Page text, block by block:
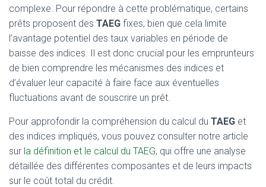
complexe. Pour répondre à cette problématique, certains
prêts proposent des TAEG fixes, bien que cela limite
l’avantage potentiel des taux variables en période de
baisse des indices. Il est donc crucial pour les emprunteurs
de bien comprendre les mécanismes des indices et
d’évaluer leur capacité à faire face aux éventuelles
fluctuations avant de souscrire un prêt.
Pour approfondir la compréhension du calcul du TAEG et
des indices impliqués, vous pouvez consulter notre article
sur la définition et le calcul du TAEG, qui offre une analyse
détaillée des différentes composantes et de leurs impacts
sur le coût total du crédit.